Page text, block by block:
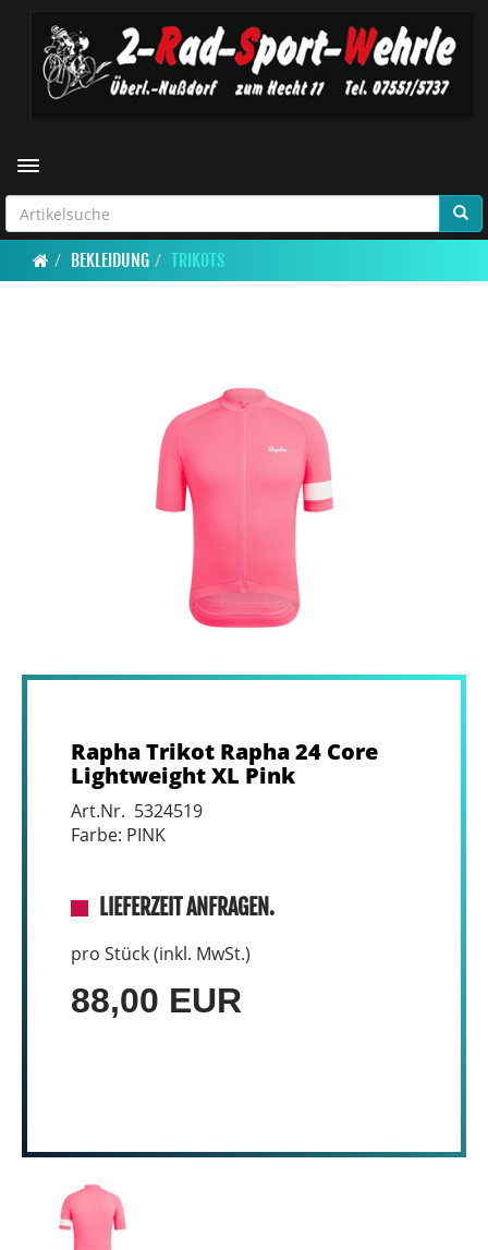
Toggle navigation
BEKLEIDUNG TRIKOTS
Rapha Trikot Rapha 24 Core
Lightweight XL Pink
Art.Nr. 5324519
Farbe: PINK
LIEFERZEIT ANFRAGEN.
pro Stück (inkl. MwSt.)
88,00 EUR